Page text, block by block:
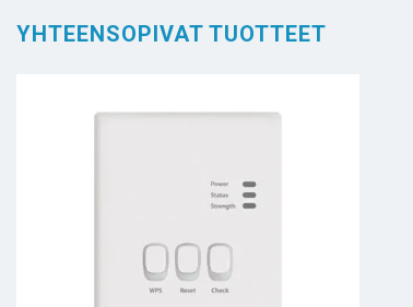
YHTEENSOPIVAT TUOTTEET